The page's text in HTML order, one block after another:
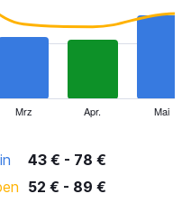
Mrz Apr. Mai
43 € - 78 €
52 € - 89 €